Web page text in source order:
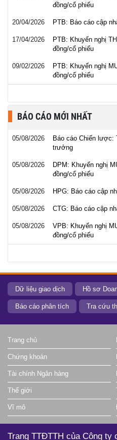
đồng/cổ phiếu
20/04/2026 PTB: Báo cáo cập
17/04/2026
PTB: Khuyến nghị
đồng/cổ phiếu
09/02/2026
PTB: Khuyến nghị
đồng/cổ phiếu
BÁO CÁO MỚI NHẤT
05/08/2026
Báo cáo Chiến lược:
trưởng
05/08/2026
DPM: Khuyến nghị
đồng/cổ phiếu
05/08/2026 HPG: Báo cáo cập
05/08/2026 CTG: Báo cáo cập
05/08/2026
VPB: Khuyến nghị
đồng/cổ phiếu
Dữ liệu giao dịch Hồ sơ
Báo cáo phân tích Tra cứu
Trang chủ
Chứng khoán
Tài chính Ngân hàng
Thế giới
Vĩ mô
Trang TTĐTTH của Công ty